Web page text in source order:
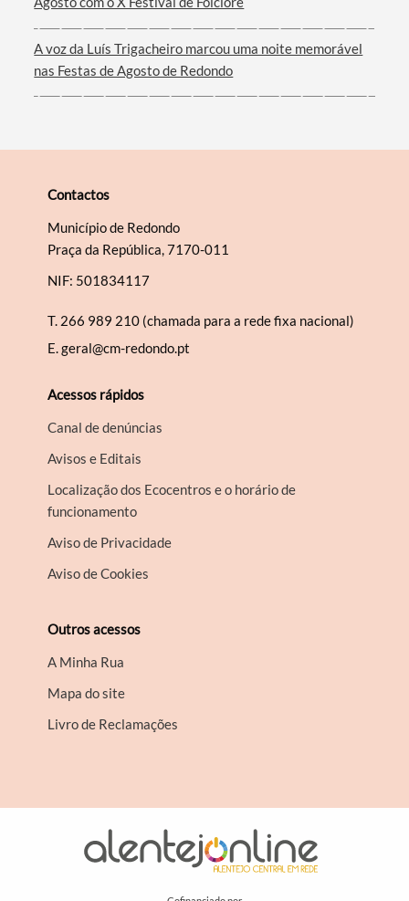
Filtros
A voz da Luís Trigacheiro marcou uma noite memorável
nas Festas de Agosto de Redondo
Contactos
Município de Redondo
Praça da República, 7170-011
NIF: 501834117
T. 266 989 210 (chamada para a rede fixa nacional)
E.geral@cm-redondo.pt
Acessos rápidos
Canal de denúncias
Avisos e Editais
Localização dos Ecocentros e o horário de
funcionamento
Aviso de Privacidade
Aviso de Cookies
Outros acessos
A Minha Rua
Mapa do site
Livro de Reclamações